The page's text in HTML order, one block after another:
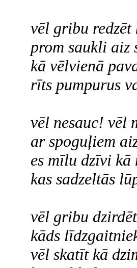
vēl gribu redzēt
prom saukli aiz
kā vēlvienā
rīts pumpurus
vēl nesauc! vēl
ar spoguļiem
es mīlu dzīvi kā
kas sadzeltās
vēl gribu
kāds
vēl skatīt kā